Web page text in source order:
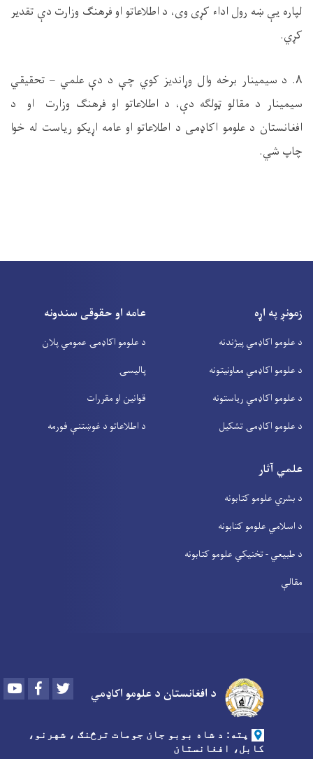
لپاره یې ښه رول اداء کړی وی، د اطلاعاتو او فرهنګ وزارت دې تقدیر
کړي.
۸. د سیمینار برخه وال وړاندیز کوي چې د دې علمي – تحقیقي
سیمینار د مقالو ټولګه دې، د اطلاعاتو او فرهنګ وزارت او د
افغانستان د علومو اکاډمی د اطلاعاتو او عامه اړیکو ریاست له خوا
چاپ شي.
زمونږ په اړه
د علومو اکاډمي پیژندنه
د علومو اکاډمي معاونیتونه
د علومو اکاډمي ریاستونه
د علومو اکاډمۍ تشکیل
عامه او حقوقی سندونه
د علومو اکاډمۍ عمومي پلان
پالیسۍ
قوانین او مقررات
د اطلاعاتو د غوښتنې فورمه
علمي آثار
د بشري علومو کتابونه
د اسلامي علومو کتابونه
د طبیعي - تخنیکي علومو کتابونه
مقالې
د افغانستان د علومو اکاډمي Youtube Facebook
پته: د شاه بوبو جان جومات ترڅنګ ، شهرنو،
کابل، افغانستان